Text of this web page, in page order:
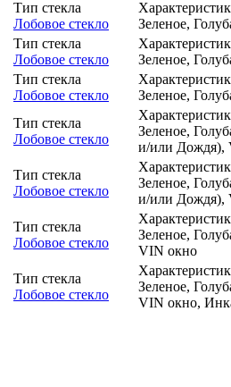
Тип стекла
Лобовое стекло
Зеленое,
Тип стекла
Лобовое стекло
Зеленое,
Тип стекла
Лобовое стекло
Зеленое,
Тип стекла
Лобовое стекло
Зеленое,
и/или Дождя),
Тип стекла
Лобовое стекло
Зеленое,
и/или Дождя),
Тип стекла
Лобовое стекло
Зеленое,
VIN окно
Тип стекла
Лобовое стекло
Зеленое,
VIN окно,